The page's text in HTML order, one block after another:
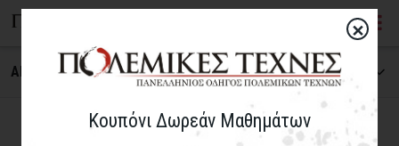
ΑΝΑΖΗΤΗΣΗ ΣΧΟΛΗΣ
×
Κουπόνι Δωρεάν Μαθημάτων